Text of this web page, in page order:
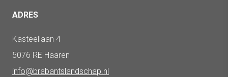
ADRES
Kasteellaan 4
5076 RE Haaren
info@brabantslandschap.nl